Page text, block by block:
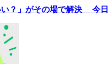
い？」がその場で解決